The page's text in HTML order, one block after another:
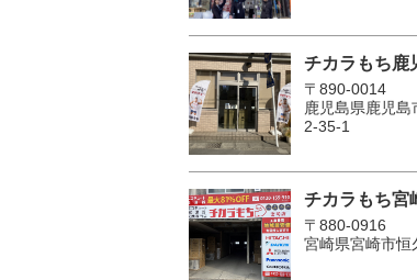
チカラもち鹿
〒890-0014
鹿児島県鹿児島
2-35-1
チカラもち宮
〒880-0916
宮崎県宮崎市恒